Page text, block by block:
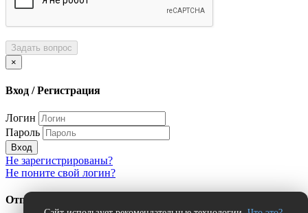
Задать вопрос
×
Вход / Регистрация
Логин
Пароль
Вход
Не зарегистрированы?
Не поните свой логин?
Отправить сообщение об ошибке?